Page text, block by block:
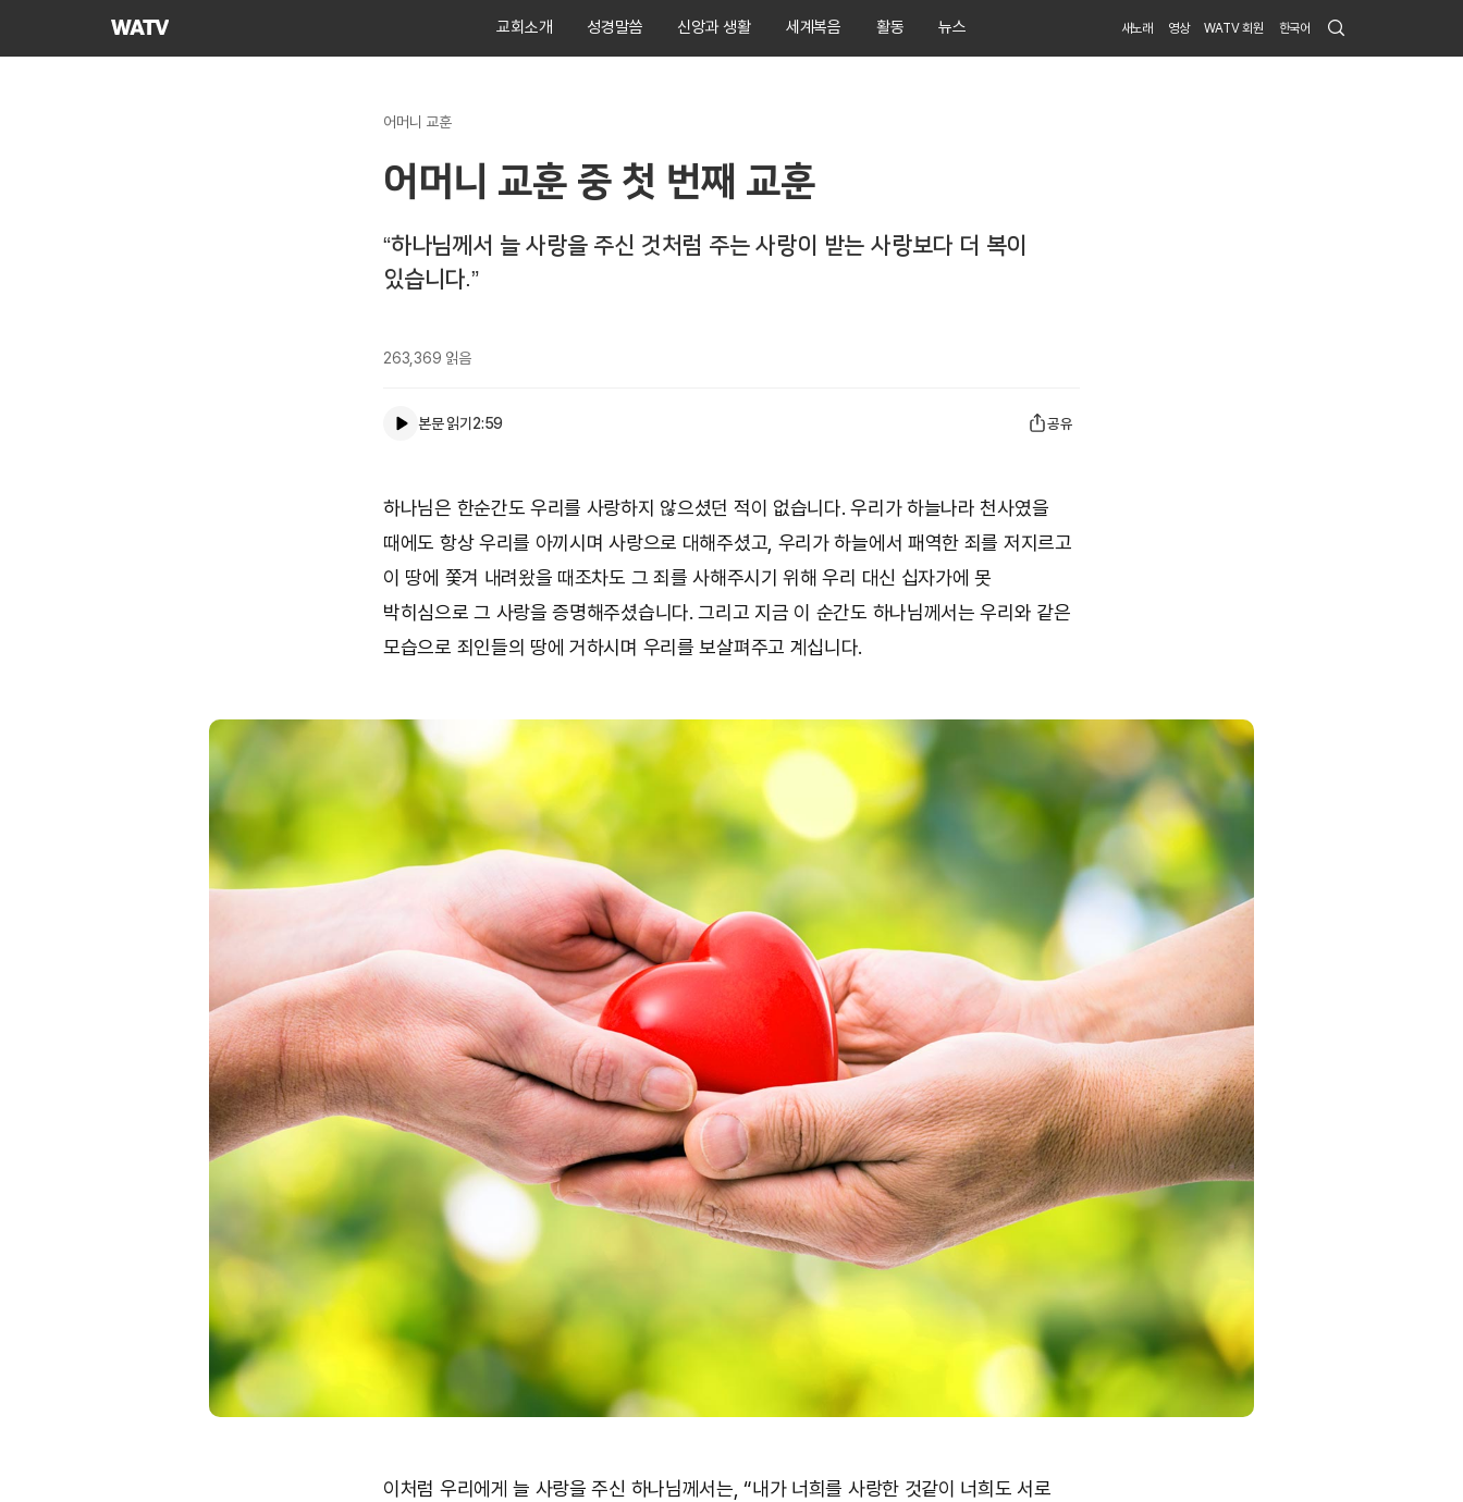
하나님의교회
교회소개 성경말씀 신앙과 생활 세계복음 활동 뉴스 새노래 영상 WATV 회원 한국어 Search
Submit
어머니 교훈
어머니 교훈 중 첫 번째 교훈
“하나님께서 늘 사랑을 주신 것처럼 주는 사랑이 받는 사랑보다 더 복이
있습니다.”
263,369 읽음
본문 읽기2:59 공유
하나님은 한순간도 우리를 사랑하지 않으셨던 적이 없습니다. 우리가 하늘나라 천사였을
때에도 항상 우리를 아끼시며 사랑으로 대해주셨고, 우리가 하늘에서 패역한 죄를 저지르고
이 땅에 쫓겨 내려왔을 때조차도 그 죄를 사해주시기 위해 우리 대신 십자가에 못
박히심으로 그 사랑을 증명해주셨습니다. 그리고 지금 이 순간도 하나님께서는 우리와 같은
모습으로 죄인들의 땅에 거하시며 우리를 보살펴주고 계십니다.
이처럼 우리에게 늘 사랑을 주신 하나님께서는, “내가 너희를 사랑한 것같이 너희도 서로